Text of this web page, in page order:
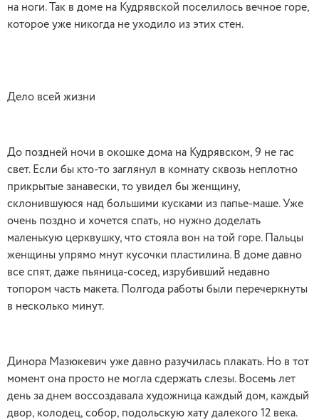
на ноги. Так в доме на Кудрявской поселилось вечное горе,
которое уже никогда не уходило из этих стен.
Дело всей жизни
До поздней ночи в окошке дома на Кудрявском, 9 не гас
свет. Если бы кто-то заглянул в комнату сквозь неплотно
прикрытые занавески, то увидел бы женщину,
склонившуюся над большими кусками из папье-маше. Уже
очень поздно и хочется спать, но нужно доделать
маленькую церквушку, что стояла вон на той горе. Пальцы
женщины упрямо мнут кусочки пластилина. В доме давно
все спят, даже пьяница-сосед, изрубивший недавно
топором часть макета. Полгода работы были перечеркнуты
в несколько минут.
Динора Мазюкевич уже давно разучилась плакать. Но в тот
момент она просто не могла сдержать слезы. Восемь лет
день за днем воссоздавала художница каждый дом, каждый
двор, колодец, собор, подольскую хату далекого 12 века.